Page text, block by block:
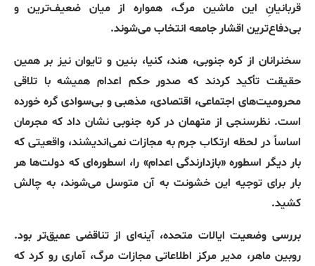
قربانیانِ این ماشین مرگ، همواره از میان ضعیف‌ترین و
بی‌دفاع‌ترین اقشار جامعه انتخاب می‌شوند.
سخنرانان از کره جنوبی، هند، کنیا، بنین و تایوان نیز بر همین
حقیقت تأکید کردند که صدور حکم اعدام همیشه با تلاقی
محرومیت‌های اجتماعی، اقتصادی، مذهبی و بی‌سوادی گره خورده
است.نظرسنجی از متهمان در کره جنوبی نشان داد که مجرمان
اساساً در لحظه ارتکاب جرم به مجازات نمی‌اندیشند، واقعیتی که
بار دیگر اسطوره«بازدارندگی اعدام» را، اسطوره‌ای که دولت‌ها هر
بار برای توجیه این خشونت به آن متوسل می‌شوند، به چالش
کشید.
بررسی وضعیت ایالات متحده، آینه‌ای از تناقضی عمیق‌تر بود.
روبین ماهر، مدیر مرکز اطلاعاتی مجازات مرگ، آماری رو کرد که